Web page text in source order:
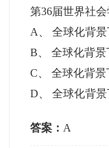
第36届世界社
A
、全球化背
B 、全球化背
C 、全球化背
D 、全球化背
答案： A